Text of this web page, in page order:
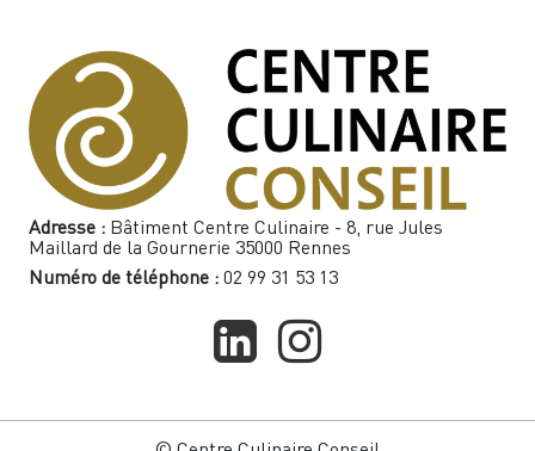
Adresse : Bâtiment Centre Culinaire - 8, rue Jules
Maillard de la Gournerie 35000 Rennes
Numéro de téléphone : 02 99 31 53 13